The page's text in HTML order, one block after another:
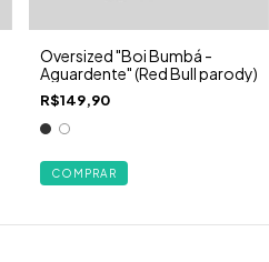
Oversized "Boi Bumbá -
Aguardente" (Red Bull parody)
R$149,90
COMPRAR